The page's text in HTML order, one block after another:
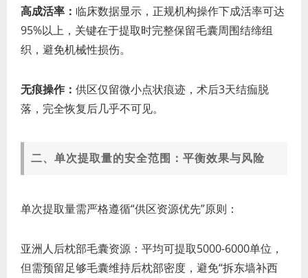
高成活率： 临床数据显示，正规机构操作下成活率可达
95%以上，关键在于提取时完整保留毛囊周围结缔组
织，避免机械性损伤。
无痕操作： 供区仅留微小点状痕迹，术后3天结痂脱
落，完全恢复后几乎不可见。
二、单次提取量的安全范围：平衡效果与风险
单次提取量需严格遵循“供区资源优先”原则：
亚洲人后枕部毛囊资源：平均可提取5000-6000单位，
但需预留足够毛囊维持后枕部密度，避免“拆东墙补西